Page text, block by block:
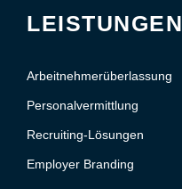
LEISTUNGEN
Arbeitnehmerüberlassung
Personalvermittlung
Recruiting-Lösungen
Employer Branding